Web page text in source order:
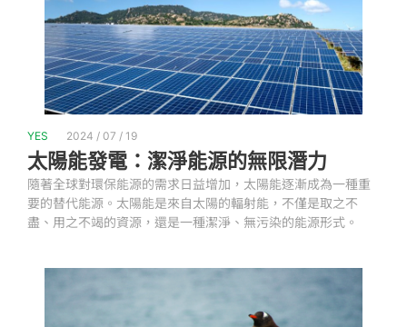
YES 2024 / 07 / 19
太陽能發電：潔淨能源的無限潛力
隨著全球對環保能源的需求日益增加，太陽能逐漸成為一種重
要的替代能源。太陽能是來自太陽的輻射能，不僅是取之不
盡、用之不竭的資源，還是一種潔淨、無污染的能源形式。